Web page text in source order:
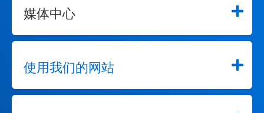
媒体中心
使用我们的网站